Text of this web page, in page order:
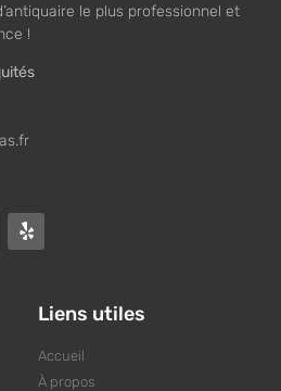
le plus professionnel et
!
Liens utiles
Accueil
À propos